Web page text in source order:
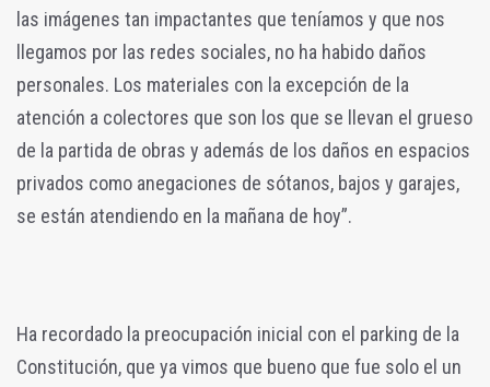
las imágenes tan impactantes que teníamos y que nos
llegamos por las redes sociales, no ha habido daños
personales. Los materiales con la excepción de la
atención a colectores que son los que se llevan el grueso
de la partida de obras y además de los daños en espacios
privados como anegaciones de sótanos, bajos y garajes,
se están atendiendo en la mañana de hoy”.
Ha recordado la preocupación inicial con el parking de la
Constitución, que ya vimos que bueno que fue solo el un